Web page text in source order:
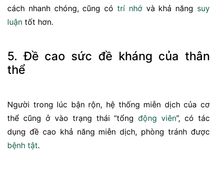
cách nhanh chóng, cũng có trí nhớvà khả năng suy
luận tốt hơn.
5. Đề cao sức đề kháng của thân
thể
Người trong lúc bận rộn, hệ thống miễn dịch của cơ
thể cũng ở vào trạng thái “tổngđộng viên”, có tác
dụng đề cao khả năng miễn dịch, phòng tránh được
bệnh tật.